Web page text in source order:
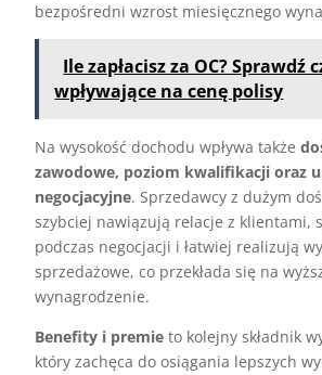
bezpośredni wzrost miesięcznego
Ile zapłacisz za OC? Sprawdź
wpływające na cenę polisy
Na wysokość dochodu wpływa także
zawodowe, poziom kwalifikacji oraz
negocjacyjne. Sprzedawcy z dużym
szybciej nawiązują relacje z klientami,
podczas negocjacji i łatwiej realizują
sprzedażowe, co przekłada się na
wynagrodzenie.
Benefity i premie to kolejny składnik
który zachęca do osiągania lepszych